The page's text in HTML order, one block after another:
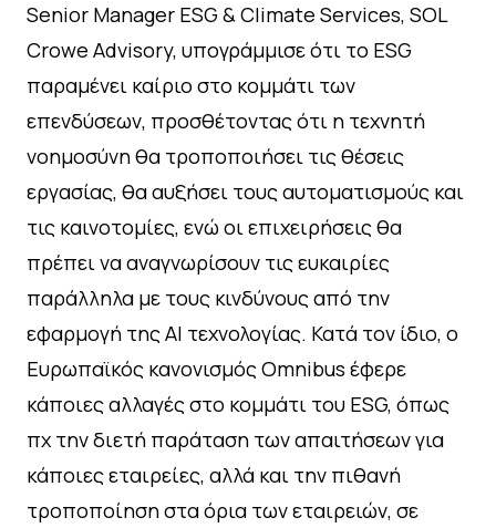
Senior Manager ESG & Climate Services, SOL
Crowe Advisory, υπογράμμισε ότι το ESG
παραμένει καίριο στο κομμάτι των
επενδύσεων, προσθέτοντας ότι η τεχνητή
νοημοσύνη θα τροποποιήσει τις θέσεις
εργασίας, θα αυξήσει τους αυτοματισμούς και
τις καινοτομίες, ενώ οι επιχειρήσεις θα
πρέπει να αναγνωρίσουν τις ευκαιρίες
παράλληλα με τους κινδύνους από την
εφαρμογή της ΑΙ τεχνολογίας. Κατά τον ίδιο, ο
Ευρωπαϊκός κανονισμός Omnibus έφερε
κάποιες αλλαγές στο κομμάτι του ESG, όπως
πχ την διετή παράταση των απαιτήσεων για
κάποιες εταιρείες, αλλά και την πιθανή
τροποποίηση στα όρια των εταιρειών, σε